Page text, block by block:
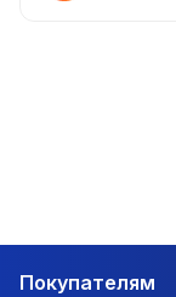
Покупателям